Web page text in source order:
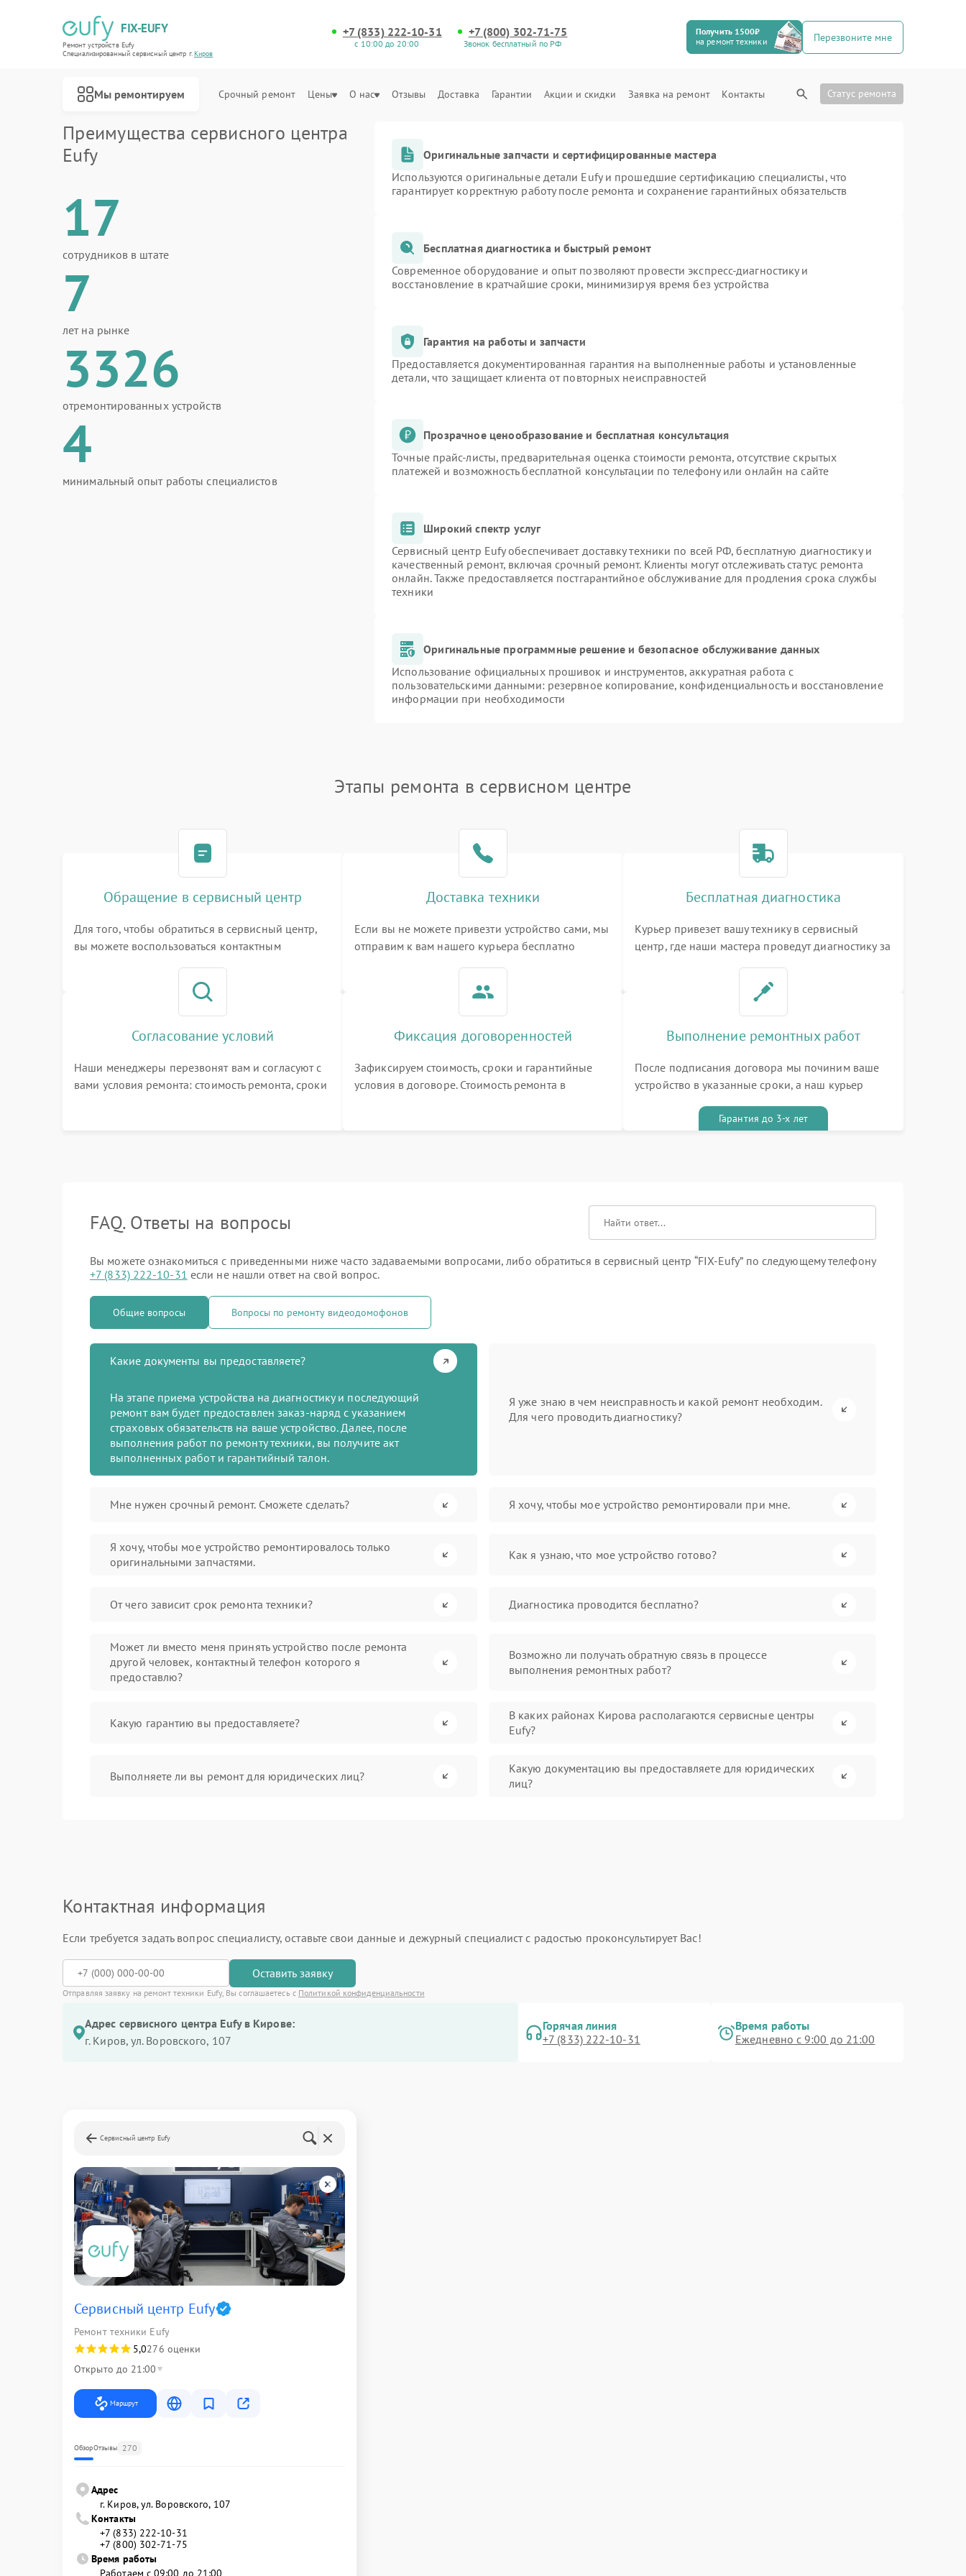
FIX-EUFY
Ремонт устройств Eufy
Специализированный cервисный центр г.Киров
+7 (833) 222-10-31
с 10:00 до 20:00
+7 (800) 302-71-75
Звонок бесплатный по РФ
Получить 1500₽
на ремонт техники
Перезвоните мне
Мы ремонтируем Срочный ремонт Цены О нас Отзывы Доставка Гарантии Акции и скидки Заявка на ремонт Контакты Статус ремонта
Преимущества сервисного центра
Eufy
17
сотрудников в штате
7
лет на рынке
3326
отремонтированных устройств
4
минимальный опыт работы специалистов
Оригинальные запчасти и сертифицированные мастера
Используются оригинальные детали Eufy и прошедшие сертификацию специалисты, что
гарантирует корректную работу после ремонта и сохранение гарантийных обязательств
Бесплатная диагностика и быстрый ремонт
Современное оборудование и опыт позволяют провести экспресс-диагностику и
восстановление в кратчайшие сроки, минимизируя время без устройства
Гарантия на работы и запчасти
Предоставляется документированная гарантия на выполненные работы и установленные
детали, что защищает клиента от повторных неисправностей
Прозрачное ценообразование и бесплатная консультация
Точные прайс-листы, предварительная оценка стоимости ремонта, отсутствие скрытых
платежей и возможность бесплатной консультации по телефону или онлайн на сайте
Широкий спектр услуг
Сервисный центр Eufy обеспечивает доставку техники по всей РФ, бесплатную диагностику и
качественный ремонт, включая срочный ремонт. Клиенты могут отслеживать статус ремонта
онлайн. Также предоставляется постгарантийное обслуживание для продления срока службы
техники
Оригинальные программные решение и безопасное обслуживание данных
Использование официальных прошивок и инструментов, аккуратная работа с
пользовательскими данными: резервное копирование, конфиденциальность и восстановление
информации при необходимости
Этапы ремонта в сервисном центре
Обращение в сервисный центр
Для того, чтобы обратиться в сервисный центр,
вы можете воспользоваться контактным
номер телефона на сайте
Доставка техники
Если вы не можете привезти устройство сами, мы
отправим к вам нашего курьера бесплатно
Бесплатная диагностика
Курьер привезет вашу технику в сервисный
центр, где наши мастера проведут диагностику за
Согласование условий
Наши менеджеры перезвонят вам и согласуют с
вами условия ремонта: стоимость ремонта, сроки
Фиксация договоренностей
Зафиксируем стоимость, сроки и гарантийные
условия в договоре. Стоимость ремонта в
Выполнение ремонтных работ
После подписания договора мы починим ваше
устройство в указанные сроки, а наш курьер
талоном бесплатноГарантия до 3-х лет
FAQ. Ответы на вопросы
Вы можете ознакомиться с приведенными ниже часто задаваемыми вопросами, либо обратиться в сервисный центр “FIX-Eufy” по следующему телефону
+7 (833) 222-10-31 если не нашли ответ на свой вопрос.
Общие вопросы Вопросы по ремонту видеодомофонов
Какие документы вы предоставляете?
На этапе приема устройства на диагностику и последующий
ремонт вам будет предоставлен заказ-наряд с указанием
страховых обязательств на ваше устройство. Далее, после
выполнения работ по ремонту техники, вы получите акт
выполненных работ и гарантийный талон.
Я уже знаю в чем неисправность и какой ремонт необходим.
Для чего проводить диагностику?
Мне нужен срочный ремонт. Сможете сделать? Я хочу, чтобы мое устройство ремонтировали при мне.
Я хочу, чтобы мое устройство ремонтировалось только
оригинальными запчастями.
Как я узнаю, что мое устройство готово?
От чего зависит срок ремонта техники? Диагностика проводится бесплатно?
Может ли вместо меня принять устройство после ремонта
другой человек, контактный телефон которого я
предоставлю?
Возможно ли получать обратную связь в процессе
выполнения ремонтных работ?
Какую гарантию вы предоставляете?
В каких районах Кирова располагаются сервисные центры
Eufy?
Выполняете ли вы ремонт для юридических лиц?
Какую документацию вы предоставляете для юридических
лиц?
Контактная информация
Если требуется задать вопрос специалисту, оставьте свои данные и дежурный специалист с радостью проконсультирует Вас!
Оставить заявку
Отправляя заявку на ремонт техники Eufy, Вы соглашаетесь с Политикой конфиденциальности
Адрес сервисного центра Eufy в Кирове:
г. Киров, ул. Воровского, 107
Горячая линия
+7 (833) 222-10-31
Время работы
Ежедневно с 9:00 до 21:00
Сервисный центр Eufy
Сервисный центр Eufy
Ремонт техники Eufy
5,0276 оценки
Открыто до 21:00
Маршрут
ОбзорОтзывы 270
Адрес
г. Киров, ул. Воровского, 107
Контакты
+7 (833) 222-10-31
+7 (800) 302-71-75
Время работы
Работаем с 09:00 до 21:00